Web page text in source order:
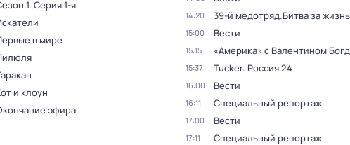
1. Серия 1-я
в мире
и клоун
эфира
14:20 39-й медотряд.Битва за жизнь
15:00 Вести
15:15 «Америка» с Валентином
15:37 Tucker. Россия 24
16:00 Вести
16:11 Специальный репортаж
17:00 Вести
17:11 Специальный репортаж